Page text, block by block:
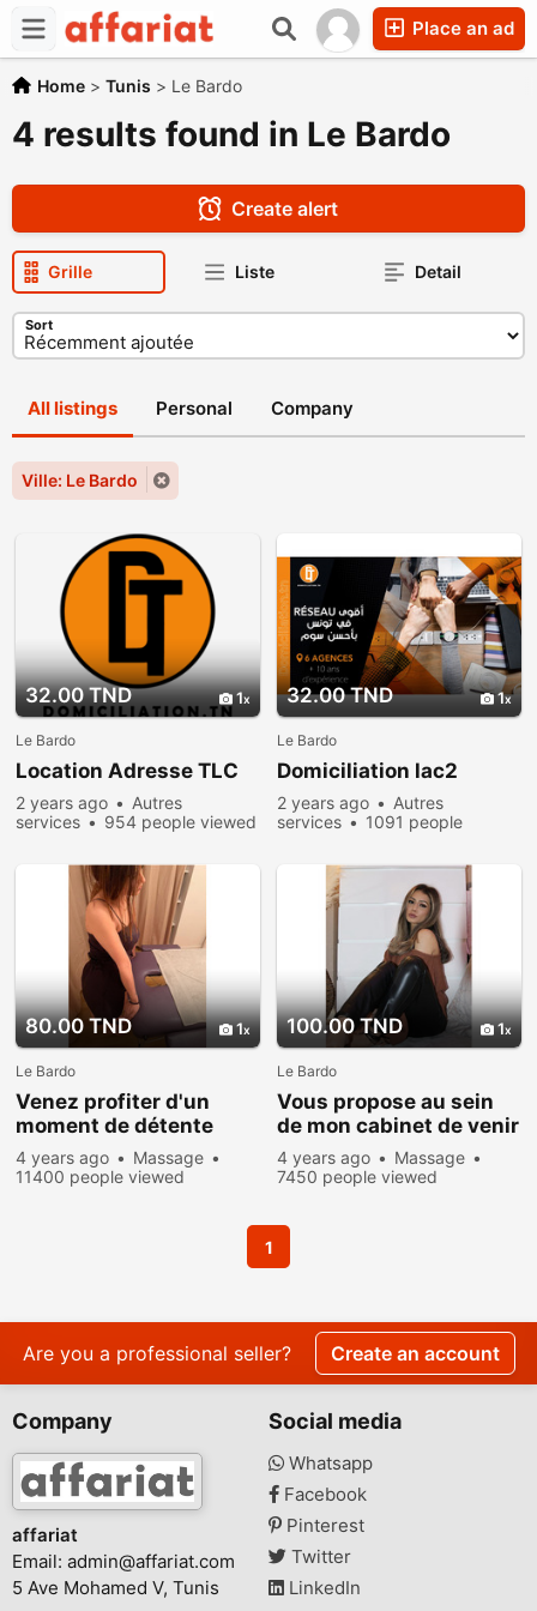
Place an ad
Home > Tunis > Le Bardo
4 results found in Le Bardo
Create alert
Grille Liste Detail
Sort
All listings Personal Company
Ville: Le Bardo
32.00 TND 1
Le Bardo
Location Adresse TLC
2 years ago
Autres
services
954 people viewed
32.00 TND 1
Le Bardo
Domiciliation lac2
2 years ago
Autres
services
1091 people
80.00 TND 1
Le Bardo
Venez profiter d'un
moment de détente
dans une ambiance
cocooning
4 years ago
Massage
11400 people viewed
100.00 TND 1
Le Bardo
Vous propose au sein
de mon cabinet de venir
vous relaxer pour heure
de détente
4 years ago
Massage
7450 people viewed
1
Are you a professional seller? Create an account
Company
affariat
Email: admin@affariat.com
5 Ave Mohamed V, Tunis
Social media
Whatsapp
Facebook
Pinterest
Twitter
LinkedIn